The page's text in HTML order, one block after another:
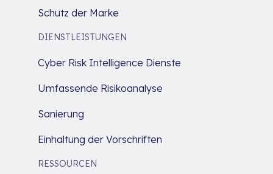
Schutz der Marke
DIENSTLEISTUNGEN
Cyber Risk Intelligence Dienste
Umfassende Risikoanalyse
Sanierung
Einhaltung der Vorschriften
RESSOURCEN